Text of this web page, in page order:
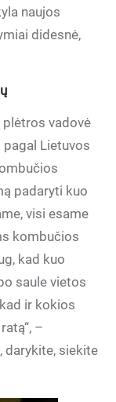
naujos
didesnė,
plėtros vadovė
pagal Lietuvos
padaryti kuo
visi esame
kombučios
kad kuo
saule vietos
ir kokios
–
darykite, siekite